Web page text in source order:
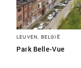
LEUVEN, BELGIË
Park Belle-Vue